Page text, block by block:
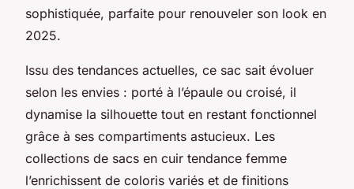
sophistiquée, parfaite pour renouveler son look en
2025.
Issu des tendances actuelles, ce sac sait évoluer
selon les envies : porté à l’épaule ou croisé, il
dynamise la silhouette tout en restant fonctionnel
grâce à ses compartiments astucieux. Les
collections de sacs en cuir tendance femme
l’enrichissent de coloris variés et de finitions